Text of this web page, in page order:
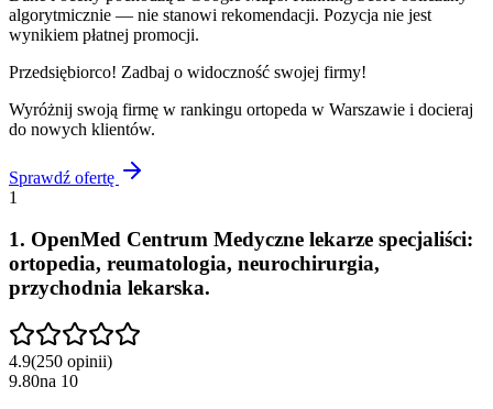
algorytmicznie — nie stanowi rekomendacji. Pozycja nie jest
wynikiem płatnej promocji.
Przedsiębiorco! Zadbaj o widoczność swojej firmy!
Wyróżnij swoją firmę w rankingu ortopeda w Warszawie i docieraj
do nowych klientów.
Sprawdź ofertę
1
1. OpenMed Centrum Medyczne lekarze specjaliści:
ortopedia, reumatologia, neurochirurgia,
przychodnia lekarska.
4.9(250 opinii)
9.80na 10